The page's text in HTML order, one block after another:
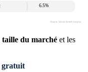
taille du marché et les
gratuit